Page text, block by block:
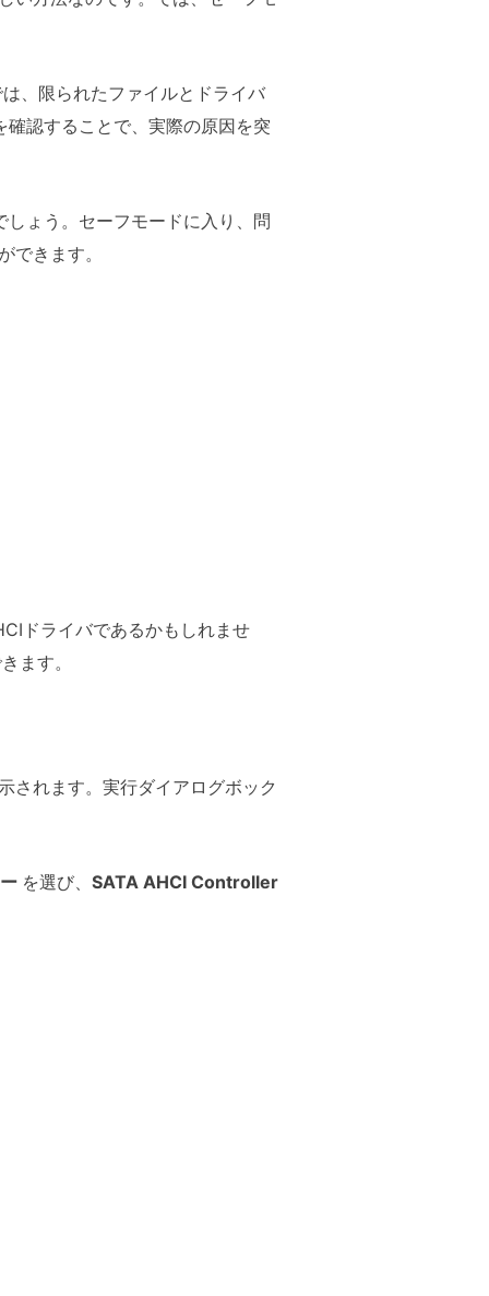
、限られたファイルとドライバ
認することで、実際の原因を突
ょう。セーフモードに入り、問
できます。
ドライバであるかもしれませ
ます。
されます。実行ダイアログボック
を選び、 SATA AHCI Controller